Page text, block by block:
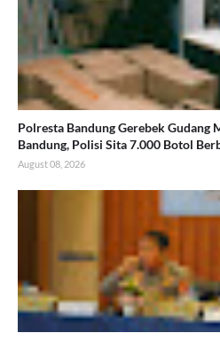
Polresta Bandung Gerebek Gudang
Bandung, Polisi Sita 7.000 Botol
August 08, 2026